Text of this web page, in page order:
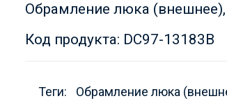
Обрамление люка (внешнее),
Код продукта: DC97-13183B
Теги: Обрамление люка